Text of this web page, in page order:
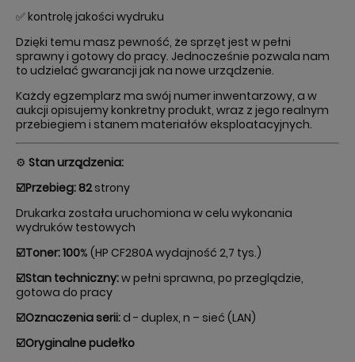
✅ kontrolę jakości wydruku
Dzięki temu masz pewność, że sprzęt jest w pełni
sprawny i gotowy do pracy. Jednocześnie pozwala nam
to udzielać gwarancji jak na nowe urządzenie.
Każdy egzemplarz ma swój numer inwentarzowy, a w
aukcji opisujemy konkretny produkt, wraz z jego realnym
przebiegiem i stanem materiałów eksploatacyjnych.
⚙️ Stan urządzenia:
☑️Przebieg: 82strony
Drukarka została uruchomiona w celu wykonania
wydruków testowych
☑️Toner: 100% (HP CF280A wydajność 2,7 tys.)
☑️Stan techniczny:w pełni sprawna, po przeglądzie,
gotowa do pracy
☑️Oznaczenia serii: d - duplex, n – sieć (LAN)
☑️Oryginalne pudełko